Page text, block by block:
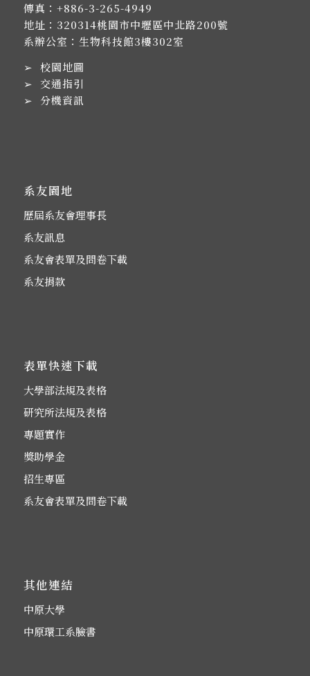
傳真：+886-3-265-4949
地址： 320314桃園市中壢區中北路200號
系辦公室：生物科技館3樓302室
➢ 校園地圖
➢ 交通指引
➢ 分機資訊
系友園地
歷屆系友會理事長
系友訊息
系友會表單及問卷下載
系友捐款
表單快速下載
大學部法規及表格
研究所法規及表格
專題實作
獎助學金
招生專區
系友會表單及問卷下載
其他連結
中原大學
中原環工系臉書